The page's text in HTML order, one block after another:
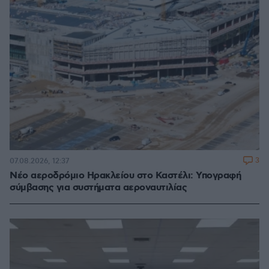
Νέο αεροδρόμιο Ηρακλείου στο Καστέλι: Υπογραφή
σύμβασης για συστήματα αεροναυτιλίας
07.08.2026, 12:37 3